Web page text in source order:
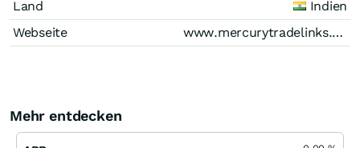
Land
Indien
Webseite
www.mercurytradelinks.com
Mehr entdecken